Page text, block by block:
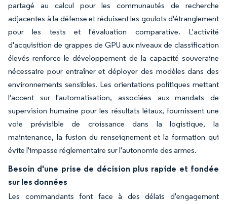
partagé au calcul pour les communautés de recherche
adjacentes à la défense et réduisent les goulots d'étranglement
pour les tests et l'évaluation comparative. L'activité
d'acquisition de grappes de GPU aux niveaux de classification
élevés renforce le développement de la capacité souveraine
nécessaire pour entraîner et déployer des modèles dans des
environnements sensibles. Les orientations politiques mettant
l'accent sur l'automatisation, associées aux mandats de
supervision humaine pour les résultats létaux, fournissent une
voie prévisible de croissance dans la logistique, la
maintenance, la fusion du renseignement et la formation qui
évite l'impasse réglementaire sur l'autonomie des armes.
Besoin d'une prise de décision plus rapide et fondée
sur les données
Les commandants font face à des délais d'engagement